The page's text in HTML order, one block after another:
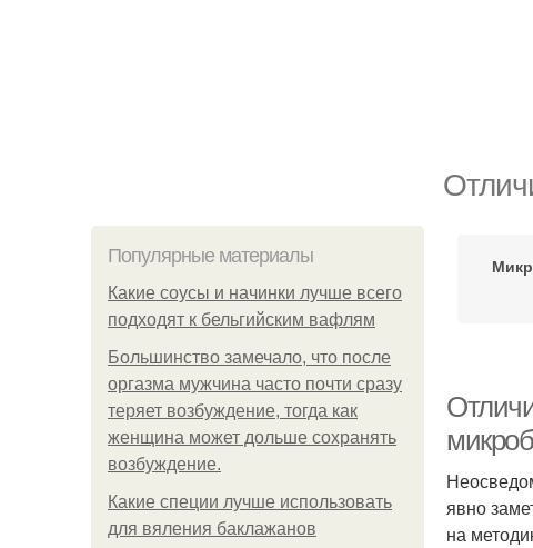
Популярные материалы
Какие соусы и начинки лучше всего
подходят к бельгийским вафлям
Большинство замечало, что после
оргазма мужчина часто почти сразу
теряет возбуждение, тогда как
женщина может дольше сохранять
возбуждение.
Какие специи лучше использовать
для вяления баклажанов
явно
на